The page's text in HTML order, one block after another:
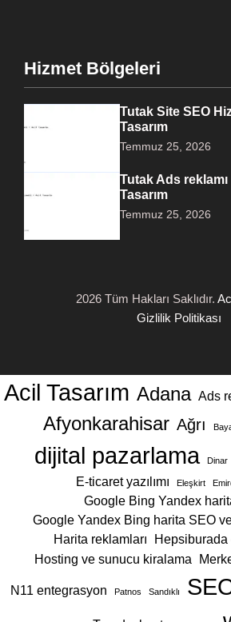
Hizmet Bölgeleri
Tutak Site SEO
Tasarım
Temmuz 25, 2026
Tutak Ads reklamı
Tasarım
Temmuz 25, 2026
2026 Tüm Hakları Saklıdır.
Gizlilik Politikası
Acil Tasarım Adana Ads
Afyonkarahisar Ağrı
dijital pazarlama Dinar
E-ticaret yazılımı Eleşkirt
Google Bing Yandex
Google Yandex Bing harita SEO
Harita reklamları
Hosting ve sunucu kiralama
N11 entegrasyon Patnos Sandıklı